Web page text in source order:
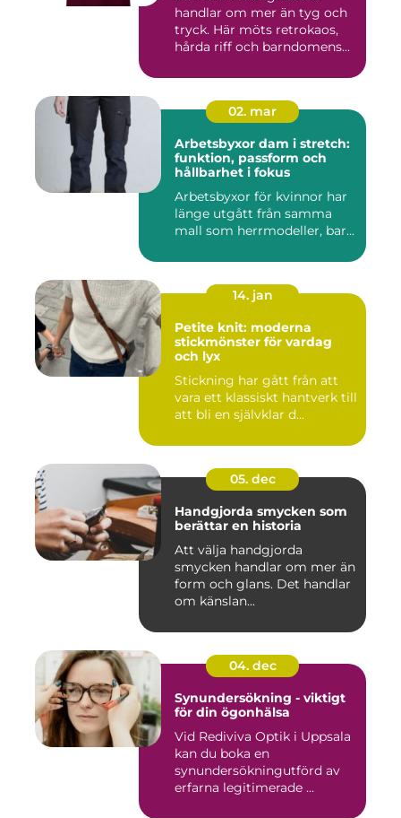
handlar om mer än tyg och
tryck. Här möts retrokaos,
hårda riff och barndomens...
02. mar
Arbetsbyxor dam i stretch:
funktion, passform och
hållbarhet i fokus
Arbetsbyxor för kvinnor har
länge utgått från samma
mall som herrmodeller, bar...
14. jan
Petite knit: moderna
stickmönster för vardag
och lyx
Stickning har gått från att
vara ett klassiskt hantverk till
att bli en självklar d...
05. dec
Handgjorda smycken som
berättar en historia
Att välja handgjorda
smycken handlar om mer än
form och glans. Det handlar
om känslan...
04. dec
Synundersökning - viktigt
för din ögonhälsa
Vid Rediviva Optik i Uppsala
kan du boka en
synundersökningutförd av
erfarna legitimerade ...